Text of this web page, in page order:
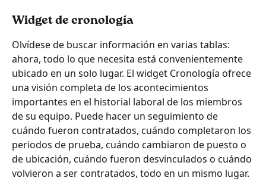
Widget de cronología
Olvídese de buscar información en varias tablas:
ahora, todo lo que necesita está convenientemente
ubicado en un solo lugar. El widget Cronología ofrece
una visión completa de los acontecimientos
importantes en el historial laboral de los miembros
de su equipo. Puede hacer un seguimiento de
cuándo fueron contratados, cuándo completaron los
periodos de prueba, cuándo cambiaron de puesto o
de ubicación, cuándo fueron desvinculados o cuándo
volvieron a ser contratados, todo en un mismo lugar.